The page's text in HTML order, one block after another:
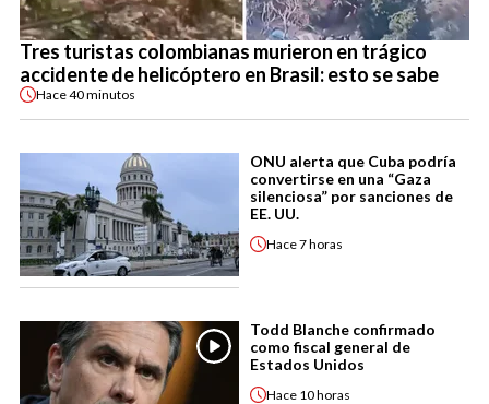
Tres turistas colombianas murieron en trágico
accidente de helicóptero en Brasil: esto se sabe
Hace40 minutos
ONU alerta que Cuba podría
convertirse en una “Gaza
silenciosa” por sanciones de
EE. UU.
Hace7 horas
Todd Blanche confirmado
como fiscal general de
Estados Unidos
Hace 10 horas